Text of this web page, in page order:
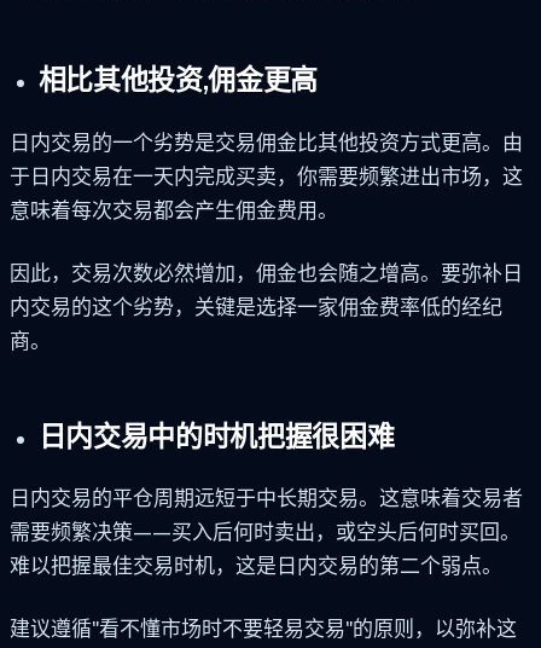
相比其他投资,佣金更高
日内交易的一个劣势是交易佣金比其他投资方式更高。由
于日内交易在一天内完成买卖，你需要频繁进出市场，这
意味着每次交易都会产生佣金费用。
因此，交易次数必然增加，佣金也会随之增高。要弥补日
内交易的这个劣势，关键是选择一家佣金费率低的经纪
商。
日内交易中的时机把握很困难
日内交易的平仓周期远短于中长期交易。这意味着交易者
需要频繁决策——买入后何时卖出，或空头后何时买回。
难以把握最佳交易时机，这是日内交易的第二个弱点。
建议遵循"看不懂市场时不要轻易交易"的原则，以弥补这